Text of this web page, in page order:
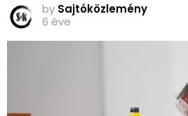
by Sajtóközlemény
6 éve